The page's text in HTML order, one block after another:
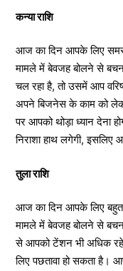
कन्या राशि
आज का दिन आपके लिए
मामले में बेवजह बोलने से बचना
चल रहा है, तो उसमें आप
अपने बिजनेस के काम को
पर आपको थोड़ा ध्यान देना
निराशा हाथ लगेगी, इसलिए
तुला राशि
आज का दिन आपके लिए बहुत
मामले में बेवजह बोलने से
से आपको टेंशन भी अधिक
लिए पछतावा हो सकता